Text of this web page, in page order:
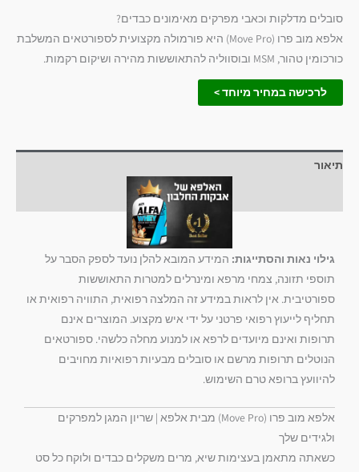
מתוך 5
דירוגים של
סובלים מדלקות וכאבי מפרקים מאימונים כבדים?
אלפא מוב פרו (Move Pro) היא פורמולה מקצועית לספורטאים המשלבת
כורכומין טהור, MSM ובוסווליה להתאוששות מהירה ושיקום רקמות.
לרכישה במחיר מיוחד >
תיאור
גילוי נאות והסתייגות: המידע המובא להלן נועד לספק הסבר על
תוספי תזונה, צמחי מרפא ומינרלים למטרות התאוששות
ספורטיבית. אין לראות במידע זה המלצה רפואית, התוויה רפואית או
תחליף לייעוץ רפואי פרטני על ידי איש מקצוע. המוצרים אינם
תרופות ואינם מיועדים לרפא או למנוע מחלה כלשהי. ספורטאים
הנוטלים תרופות מרשם או סובלים מבעיות רפואיות מחויבים
להיוועץ ברופא טרם השימוש.
אלפא מוב פרו (Move Pro) מבית אלפא | שריון המגן למפרקים
ולגידים שלך
כשאתה מתאמן בעצימות שיא, מרים משקלים כבדים ולוקח כל סט